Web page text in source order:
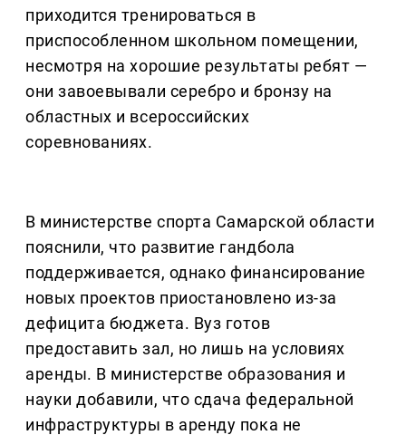
приходится тренироваться в
приспособленном школьном помещении,
несмотря на хорошие результаты ребят —
они завоевывали серебро и бронзу на
областных и всероссийских
соревнованиях.
В министерстве спорта Самарской области
пояснили, что развитие гандбола
поддерживается, однако финансирование
новых проектов приостановлено из-за
дефицита бюджета. Вуз готов
предоставить зал, но лишь на условиях
аренды. В министерстве образования и
науки добавили, что сдача федеральной
инфраструктуры в аренду пока не